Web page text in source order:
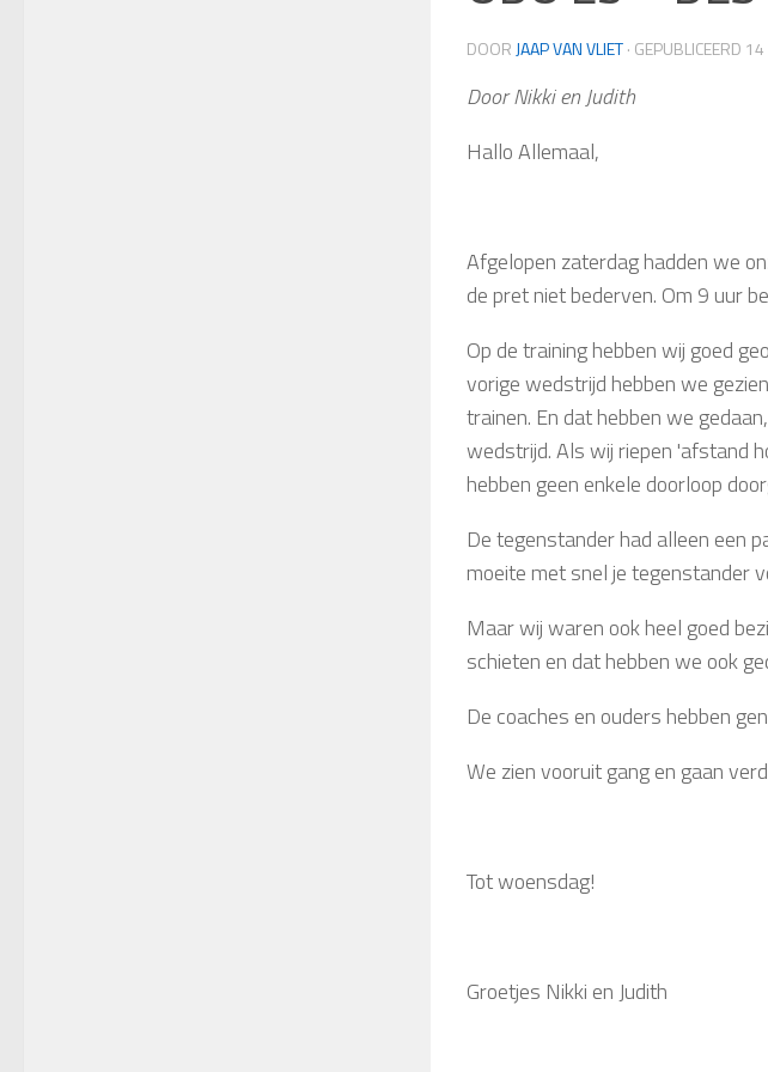
DOOR JAAP VAN VLIET· GEPUBLICEERD 14
Door Nikki en Judith
Hallo Allemaal,
Afgelopen zaterdag hadden we
de pret niet bederven. Om 9 uur
Op de training hebben wij goed
vorige wedstrijd hebben we
trainen. En dat hebben we
wedstrijd. Als wij riepen 'afstand
hebben geen enkele doorloop
De tegenstander had alleen een
moeite met snel je tegenstander
Maar wij waren ook heel goed
schieten en dat hebben we ook
De coaches en ouders hebben
We zien vooruit gang en gaan
Tot woensdag!
Groetjes Nikki en Judith